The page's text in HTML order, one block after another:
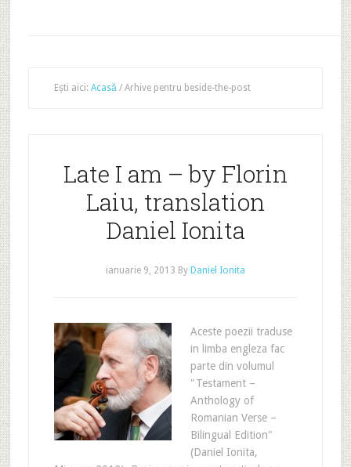
Ești aici: Acasă /Arhive pentru beside-the-post
Late I am – by Florin
Laiu, translation
Daniel Ionita
ianuarie 9, 2013 By Daniel Ionita
Aceste poezii traduse
in limba engleza fac
parte din volumul
"Testament –
Anthology of
Romanian Verse –
Bilingual Edition"
(Daniel Ionita,